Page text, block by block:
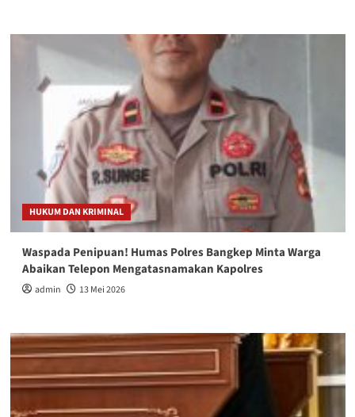
HUKUM DAN KRIMINAL
Waspada Penipuan! Humas Polres Bangkep Minta Warga
Abaikan Telepon Mengatasnamakan Kapolres
admin 13 Mei 2026